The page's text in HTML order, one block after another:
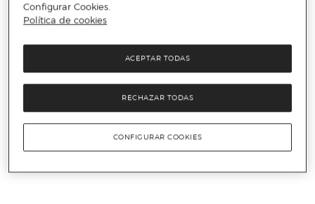
Configurar Cookies.
Política de cookies
RECHAZAR TODAS
ACEPTAR TODAS
CONFIGURAR COOKIES